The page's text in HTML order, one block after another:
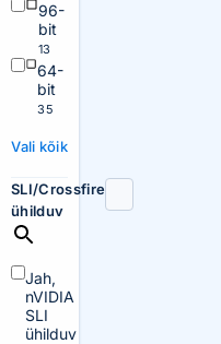
96-
bit
13
64-
bit
35
Vali kõik
SLI/Crossfire
ühilduv
Jah,
nVIDIA
SLI
ühilduv